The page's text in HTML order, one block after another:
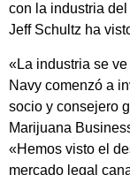
con la industria
Jeff Schultz ha
«La industria se
Navy comenzó a
socio y consejero
Marijuana
«Hemos visto el
mercado legal